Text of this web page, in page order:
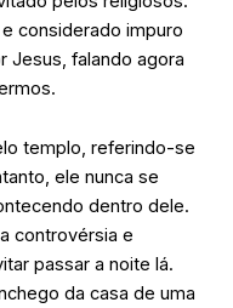
considerado impuro
Jesus, falando agora
templo, referindo-se
ele nunca se
dentro dele.
controvérsia e
passar a noite lá.
da casa de uma